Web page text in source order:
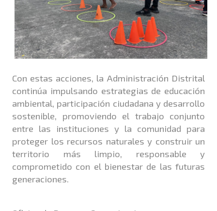
Con estas acciones, la Administración Distrital
continúa impulsando estrategias de educación
ambiental, participación ciudadana y desarrollo
sostenible, promoviendo el trabajo conjunto
entre las instituciones y la comunidad para
proteger los recursos naturales y construir un
territorio más limpio, responsable y
comprometido con el bienestar de las futuras
generaciones.